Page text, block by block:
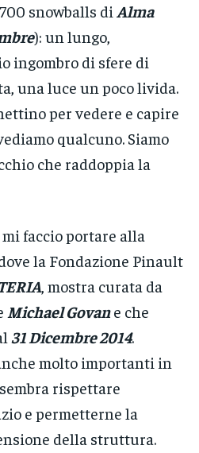
snowballs di Alma
): un lungo,
ingombro di sfere di
una luce un poco livida.
per vedere e capire
qualcuno. Siamo
che raddoppia la
faccio portare alla
la Fondazione Pinault
, mostra curata da
Michael Govane che
31 Dicembre 2014.
molto importanti in
rispettare
e permetterne la
della struttura.